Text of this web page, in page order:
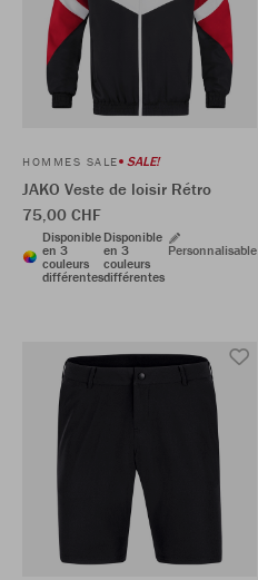
HOMMES SALE SALE!
JAKO Veste de loisir Rétro
75,00 CHF
Disponible
en 3
couleurs
différentes
Disponible
en 3
couleurs
différentes
Personnalisable